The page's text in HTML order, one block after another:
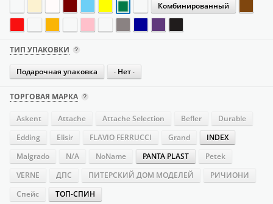
Комбинированный
ТИП УПАКОВКИ
Подарочная упаковка ∙ Нет ∙
ТОРГОВАЯ МАРКА
Askent Attache Attache Selection Befler
Durable
Edding
Elisir FLAVIO FERRUCCI Grand
INDEX
Malgrado
N/A NoName PANTA PLAST
Petek
VERNE
ДПС ПИТЕРСКИЙ ДОМ МОДЕЛЕЙ
РИЧИОНИ
Спейс
ТОП-СПИН